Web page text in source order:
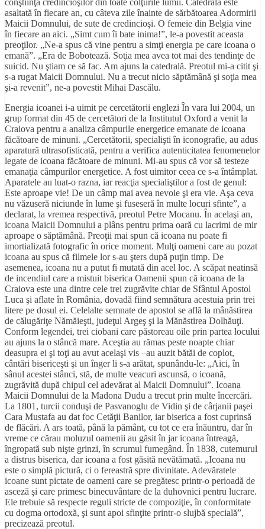
asaltată în fiecare an, cu câteva zile înainte de sărbătoarea Adormirii
Maicii Domnului, de sute de credincioşi. O femeie din Belgia vine
în fiecare an aici. „Simt cum îi bate inima!”, le-a povestit aceasta
preoţilor. „Ne-a spus că vine pentru a simţi energia pe care icoana o
emană”. „Era de Bobotează. Soţia mea avea tot mai des tendinţe de
suicid. Nu ştiam ce să fac. Am ajuns la catedrală. Preotul mi-a citit şi
s-a rugat Maicii Domnului. Nu a trecut nicio săptămână şi soţia mea
şi-a revenit”, ne-a povestit Mihai Dascălu.
Energia icoanei i-a uimit pe cercetătorii englezi În vara lui 2004, un
grup format din 45 de cercetători de la Institutul Oxford a venit la
Craiova pentru a analiza câmpurile energetice emanate de icoana
făcătoare de minuni. „Cercetătorii, specialişti în iconografie, au adus
aparatură ultrasofisticată, pentru a verifica autenticitatea fenomenelor
legate de icoana făcătoare de minuni. Mi-au spus că vor să testeze
emanaţia câmpurilor energetice. A fost uimitor ceea ce s-a întâmplat.
Aparatele au luat-o razna, iar reacţia specialiştilor a fost de genul:
Este aproape vie! De un câmp mai avea nevoie şi era vie. Aşa ceva
nu văzuseră niciunde în lume şi fuseseră în multe locuri sfinte”, a
declarat, la vremea respectivă, preotul Petre Mocanu. În acelaşi an,
icoana Maicii Domnului a plâns pentru prima oară cu lacrimi de mir
aproape o săptămână. Preoţii mai spun că icoana nu poate fi
imortializată fotografic în orice moment. Mulţi oameni care au pozat
icoana au spus că filmele lor s-au şters după puţin timp. De
asemenea, icoana nu a putut fi mutată din acel loc. A scăpat neatinsă
de incendiul care a mistuit biserica Oamenii spun că icoana de la
Craiova este una dintre cele trei zugrăvite chiar de Sfântul Apostol
Luca şi aflate în România, dovadă fiind semnătura acestuia prin trei
litere pe dosul ei. Celelalte semnate de apostol se află la mânăstirea
de călugăriţe Nămăieşti, judeţul Argeş şi la Mănăstirea Dolhăuţi.
Conform legendei, trei ciobani care păstoreau oile prin partea locului
au ajuns la o stâncă mare. Aceştia au rămas peste noapte chiar
deasupra ei şi toţi au avut acelaşi vis –au auzit bătăi de coplot,
cântări bisericeşti şi un înger li s-a arătat, spunându-le: „Aici, în
sânul acestei stânci, stă, de multe veacuri ascunsă, o icoană,
zugrăvită după chipul cel adevărat al Maicii Domnului”. Icoana
Maicii Domnului de la Madona Dudu a trecut prin multe încercări.
La 1801, turcii conduşi de Pasvanoglu de Vidin şi de cârjanii paşei
Cara Mustafa au dat foc Cetăţii Banilor, iar biserica a fost cuprinsă
de flăcări. A ars toată, până la pământ, cu tot ce era înăuntru, dar în
vreme ce cărau moluzul oamenii au găsit în jar icoana întreagă,
îngropată sub nişte grinzi, în scrumul fumegând. În 1838, cutemurul
a distrus biserica, dar icoana a fost găsită nevătămată. „Icoana nu
este o simplă pictură, ci o fereastră spre divinitate. Adevăratele
icoane sunt pictate de oameni care se pregătesc printr-o perioadă de
asceză şi care primesc binecuvântare de la duhovnici pentru lucrare.
Ele trebuie să respecte reguli stricte de compoziţie, în conformitate
cu dogma ortodoxă, şi sunt apoi sfinţite printr-o slujbă specială”,
precizează preotul.